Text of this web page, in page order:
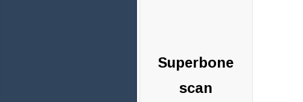
Superbone
scan